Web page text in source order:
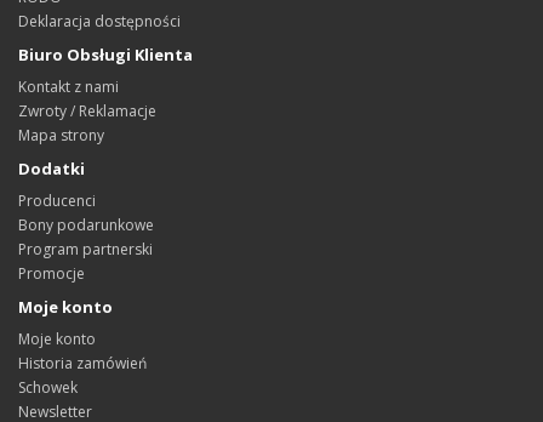
Deklaracja dostępności
Biuro Obsługi Klienta
Kontakt z nami
Zwroty / Reklamacje
Mapa strony
Dodatki
Producenci
Bony podarunkowe
Program partnerski
Promocje
Moje konto
Moje konto
Historia zamówień
Schowek
Newsletter